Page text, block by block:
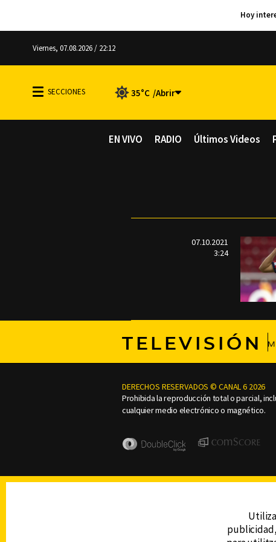
Viernes, 07.08.2026 / 22:12
35°C
EN VIVO RADIO Últimos Videos
07.10.2021
3:24
TELEVISIÓN
DERECHOS RESERVADOS © CANAL 6 2026
Prohibida la reproducción total o parcial,
cualquier medio electrónico o magnético.